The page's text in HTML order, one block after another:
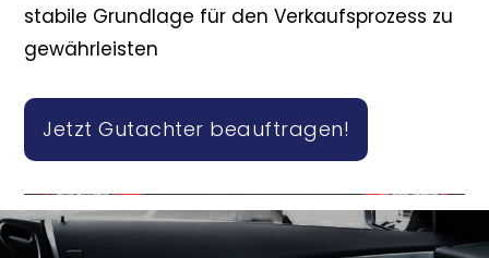
stabile Grundlage für den Verkaufsprozess zu
gewährleisten
Jetzt Gutachter beauftragen!